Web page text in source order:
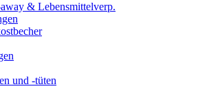
& Lebensmittelverp.
und -tüten